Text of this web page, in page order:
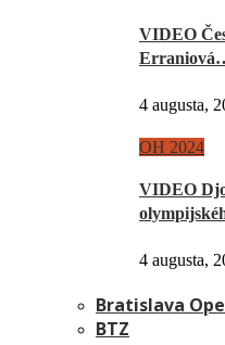
VIDEO
4 augusta,
OH 2024
VIDEO
4 augusta,
Bratislava
BTZ